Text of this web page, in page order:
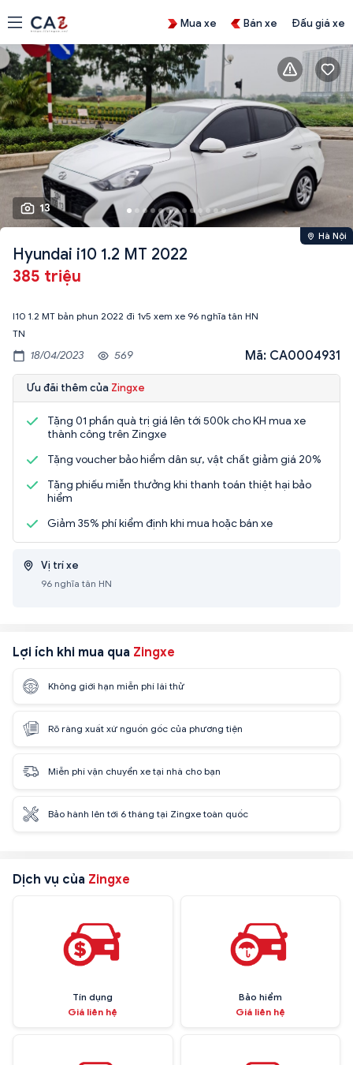
Mua xe Bán xe Đấu giá xe
13
Hà Nội
Hyundai i10 1.2 MT 2022
385 triệu
I10 1.2 MT bản phun 2022 đi 1v5 xem xe 96 nghĩa tân HN
TN
18/04/2023 569 Mã: CA0004931
Ưu đãi thêm của Zingxe
Tặng 01 phần quà trị giá lên tới 500k cho KH mua xe
thành công trên Zingxe
Tặng voucher bảo hiểm dân sự, vật chất giảm giá 20%
Tặng phiếu miễn thưởng khi thanh toán thiệt hại bảo
hiểm
Giảm 35% phí kiểm định khi mua hoặc bán xe
Vị trí xe
96 nghĩa tân HN
Lợi ích khi mua qua Zingxe
Không giới hạn miễn phí lái thử
Rõ ràng xuất xứ nguồn gốc của phương tiện
Miễn phí vận chuyển xe tại nhà cho bạn
Bảo hành lên tới 6 tháng tại Zingxe toàn quốc
Dịch vụ của Zingxe
Tín dụng
Giá liên hệ
Bảo hiểm
Giá liên hệ